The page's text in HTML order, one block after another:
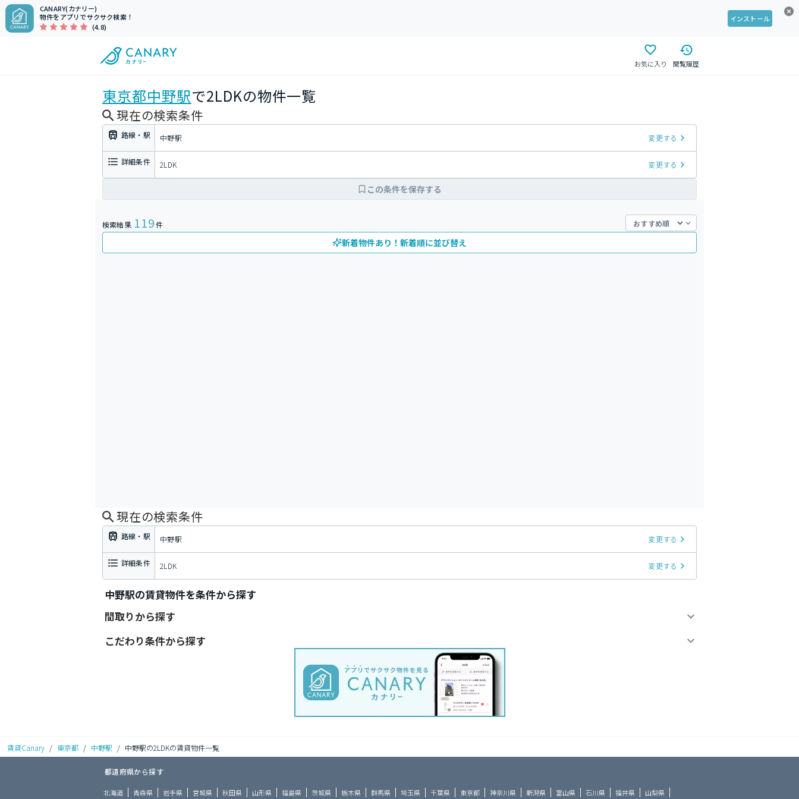
CANARY(カナリー)
物件をアプリでサクサク検索！
(4.8)
インストール
お気に入り 閲覧履歴
東京都中野駅で2LDKの物件一覧
現在の検索条件
路線・駅 中野駅 変更する
詳細条件 2LDK 変更する
この条件を保存する
検索結果 119件
新着物件あり！新着順に並び替え
現在の検索条件
路線・駅 中野駅 変更する
詳細条件 2LDK 変更する
中野駅の賃貸物件を条件から探す
間取りから探す
こだわり条件から探す
賃貸Canary / 東京都 / 中野駅 / 中野駅の2LDKの賃貸物件一覧
都道府県から探す
北海道 青森県 岩手県 宮城県 秋田県 山形県 福島県 茨城県 栃木県 群馬県 埼玉県 千葉県 東京都 神奈川県 新潟県 富山県 石川県 福井県 山梨県